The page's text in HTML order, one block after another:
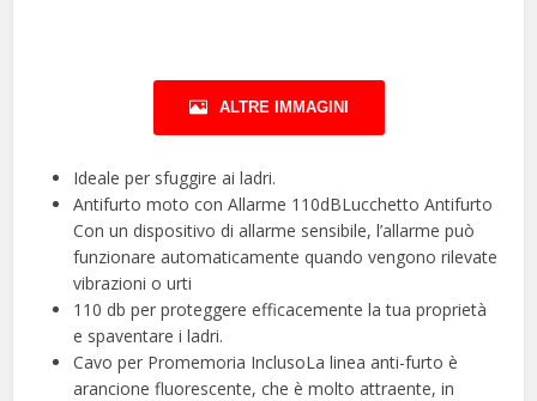
ALTRE IMMAGINI
Ideale per sfuggire ai ladri.
Antifurto moto con Allarme 110dBLucchetto Antifurto
Con un dispositivo di allarme sensibile, l’allarme può
funzionare automaticamente quando vengono rilevate
vibrazioni o urti
110 db per proteggere efficacemente la tua proprietà
e spaventare i ladri.
Cavo per Promemoria InclusoLa linea anti-furto è
arancione fluorescente, che è molto attraente, in